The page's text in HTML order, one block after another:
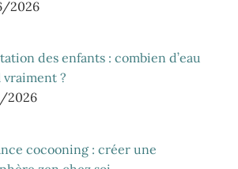
2026
des enfants : combien d’eau
?
2026
cocooning : créer une